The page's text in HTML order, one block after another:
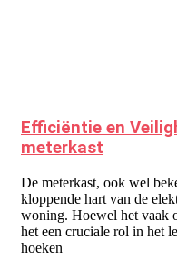
Efficiëntie en
meterkast
De meterkast, ook wel
kloppende hart van de
woning. Hoewel het vaak
het een cruciale rol in het
hoeken